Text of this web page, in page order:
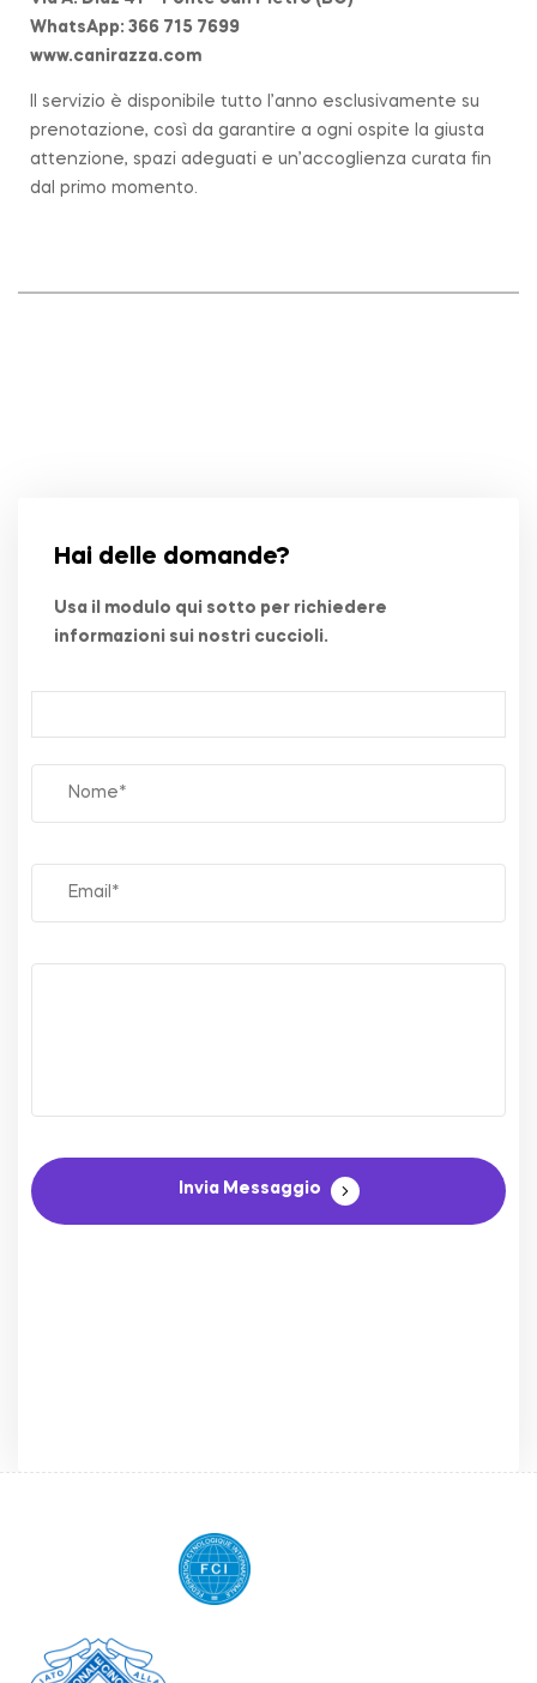
WhatsApp: 366 715 7699
www.canirazza.com
Il servizio è disponibile tutto l’anno esclusivamente su
prenotazione, così da garantire a ogni ospite la giusta
attenzione, spazi adeguati e un’accoglienza curata fin
dal primo momento.
Hai delle domande?
Usa il modulo qui sotto per richiedere
informazioni sui nostri cuccioli.
Invia Messaggio